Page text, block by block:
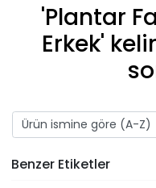
'Plantar
Erkek'
Benzer Etiketler